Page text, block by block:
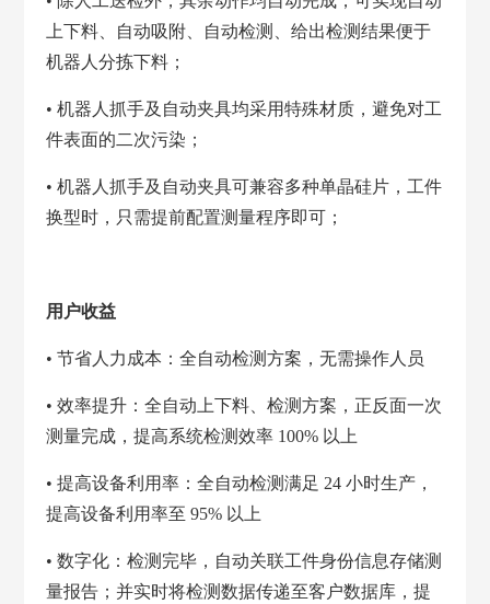
上下料、自动吸附、自动检测、给出检测结果便于
机器人分拣下料；
• 机器人抓手及自动夹具均采用特殊材质，避免对工
件表面的二次污染；
• 机器人抓手及自动夹具可兼容多种单晶硅片，工件
换型时，只需提前配置测量程序即可；
用户收益
• 节省人力成本：全自动检测方案，无需操作人员
• 效率提升：全自动上下料、检测方案，正反面一次
测量完成，提高系统检测效率 100% 以上
• 提高设备利用率：全自动检测满足 24 小时生产，
提高设备利用率至 95% 以上
• 数字化：检测完毕，自动关联工件身份信息存储测
量报告；并实时将检测数据传递至客户数据库，提